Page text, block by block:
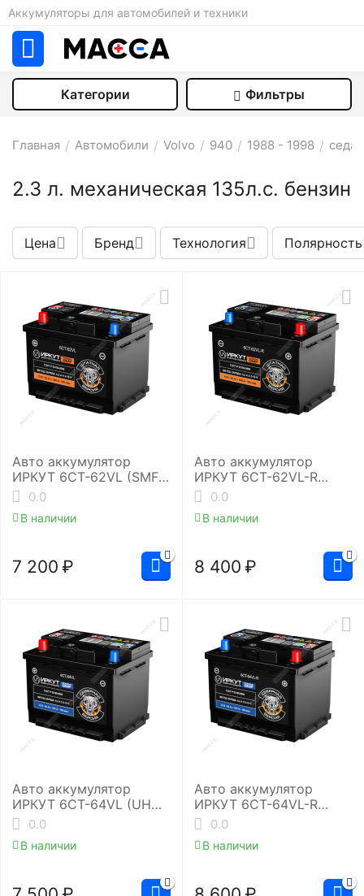
Аккумуляторы для автомобилей и техники
Категории Фильтры
2.3 л. механическая 135л.с. бензин
Главная / Автомобили / Volvo / 940 / 1988 - 1998 /
Цена Бренд Технология Полярность
Авто аккумулятор
ИРКУТ 6CT-62VL (SMF-
L2RU)
0.0
В наличии
7 200 ₽
Авто аккумулятор
ИРКУТ 6CT-62VL-R
(SMF-L2EU)
0.0
В наличии
8 400 ₽
Авто аккумулятор
ИРКУТ 6CT-64VL (UHD-
L2RU)
0.0
В наличии
Авто аккумулятор
ИРКУТ 6CT-64VL-R
(UHD-L2EU)
0.0
В наличии